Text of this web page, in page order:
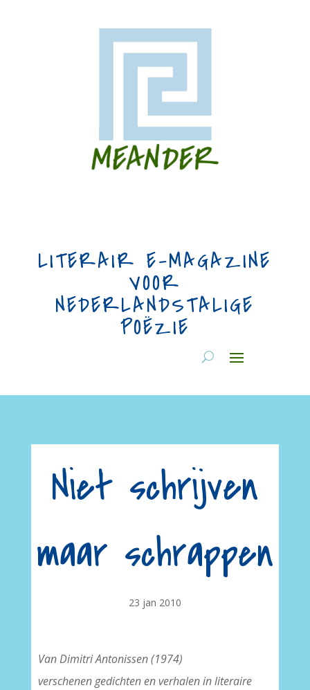
LITERAIR E-MAGAZINE
VOOR
NEDERLANDSTALIGE
POËZIE
Niet schrijven
maar schrappen
23 jan 2010
Van Dimitri Antonissen (1974)
verschenen gedichten en verhalen in literaire